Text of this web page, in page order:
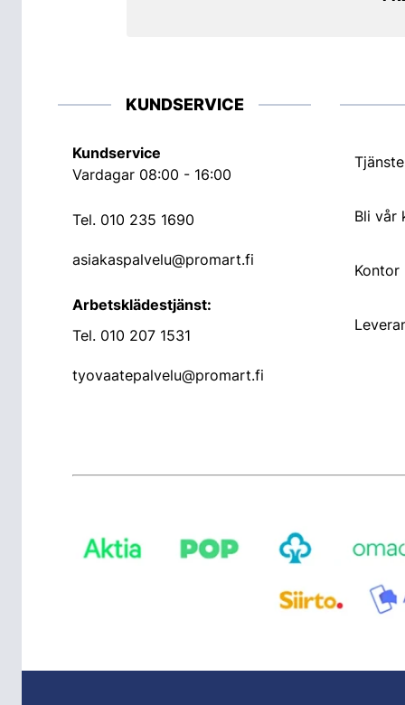
KUNDSERVICE
Kundservice
Vardagar 08:00 - 16:00
Tel. 010 235 1690
asiakaspalvelu@promart.fi
Arbetsklädestjänst:
Tel. 010 207 1531
tyovaatepalvelu@promart.fi
Bli vår
Kontor